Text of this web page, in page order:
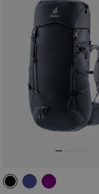
34L